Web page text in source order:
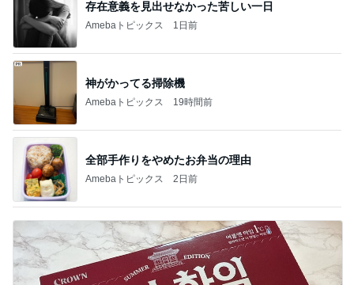
存在意義を見出せなかった苦しい一日
Amebaトピックス 1日前
神がかってる掃除機
Amebaトピックス 19時間前
全部手作りをやめたお弁当の理由
Amebaトピックス 2日前